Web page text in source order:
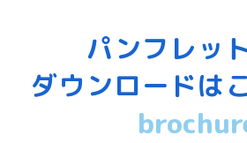
パンフレッ
ダウンロードは